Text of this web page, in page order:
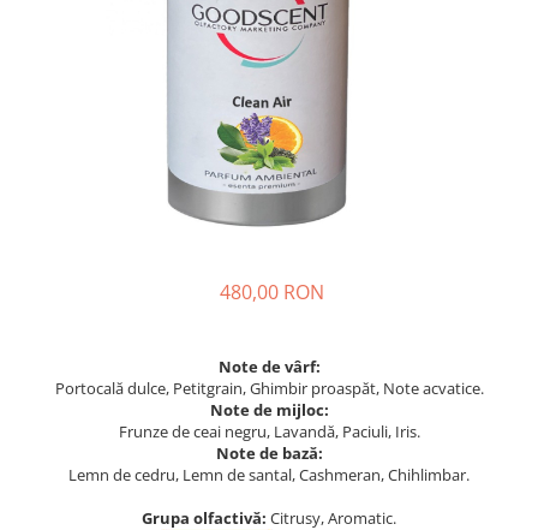
480,00 RON
Note de vârf:
Portocală dulce, Petitgrain, Ghimbir proaspăt, Note acvatice.
Note de mijloc:
Frunze de ceai negru, Lavandă, Paciuli, Iris.
Note de bază:
Lemn de cedru, Lemn de santal, Cashmeran, Chihlimbar.
Grupa olfactivă: Citrusy, Aromatic.